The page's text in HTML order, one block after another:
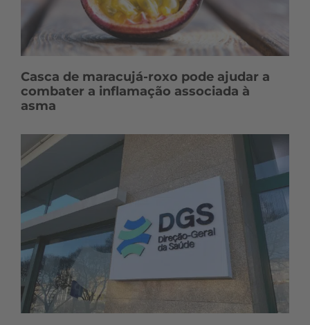
Casca de maracujá-roxo pode ajudar a
combater a inflamação associada à
asma